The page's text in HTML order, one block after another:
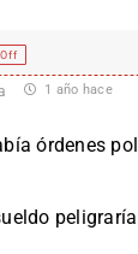
1 año hace
órdenes